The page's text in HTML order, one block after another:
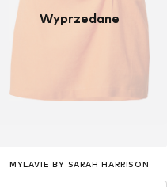
Wyprzedane
MYLAVIE BY SARAH HARRISON